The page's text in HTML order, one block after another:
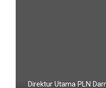
Direktur Utama PLN